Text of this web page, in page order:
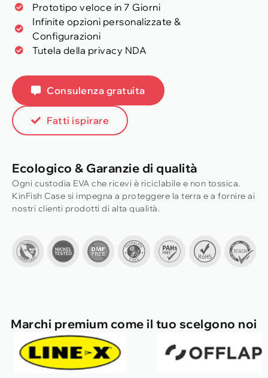
Prototipo veloce in 7 Giorni
Infinite opzioni personalizzate &
Configurazioni
Tutela della privacy NDA
Consulenza gratuita
Fatti ispirare
Ecologico & Garanzie di qualità
Ogni custodia EVA che ricevi è riciclabile e non tossica.
KinFish Case si impegna a proteggere la terra e a fornire ai
nostri clienti prodotti di alta qualità.
Marchi premium come il tuo scelgono noi